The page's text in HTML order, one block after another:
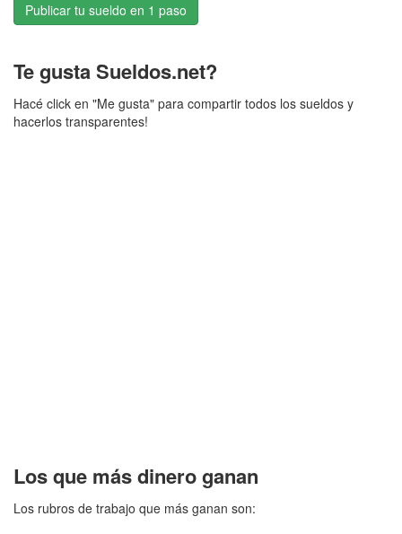
Publicar tu sueldo en 1 paso
Te gusta Sueldos.net?
Hacé click en "Me gusta" para compartir todos los sueldos y
hacerlos transparentes!
Los que más dinero ganan
Los rubros de trabajo que más ganan son: